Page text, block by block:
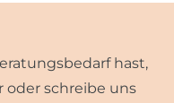
hast,
oder schreibe uns